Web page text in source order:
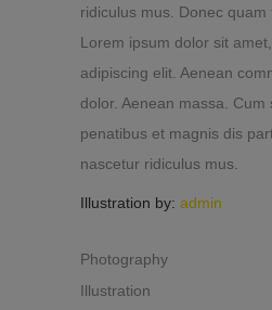
ridiculus mus. Donec quam
Lorem ipsum dolor sit
adipiscing elit. Aenean
dolor. Aenean massa. Cum
penatibus et magnis dis
nascetur ridiculus mus.
Illustration by: admin
Photography
Illustration